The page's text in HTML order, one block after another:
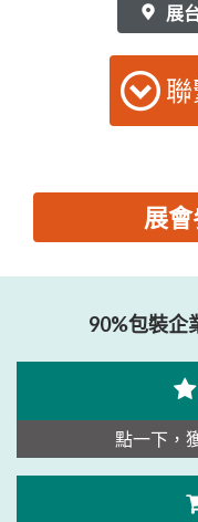
展
展
90%包裝企
點一下，